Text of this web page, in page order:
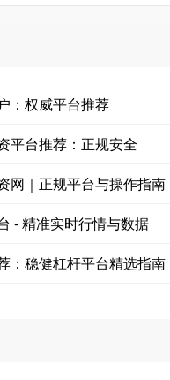
：权威平台推荐
平台推荐：正规安全
网｜正规平台与操作指南
- 精准实时行情与数据
：稳健杠杆平台精选指南